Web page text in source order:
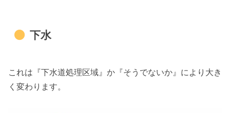
下水
これは『下水道処理区域』か『そうでないか』により大き
く変わります。